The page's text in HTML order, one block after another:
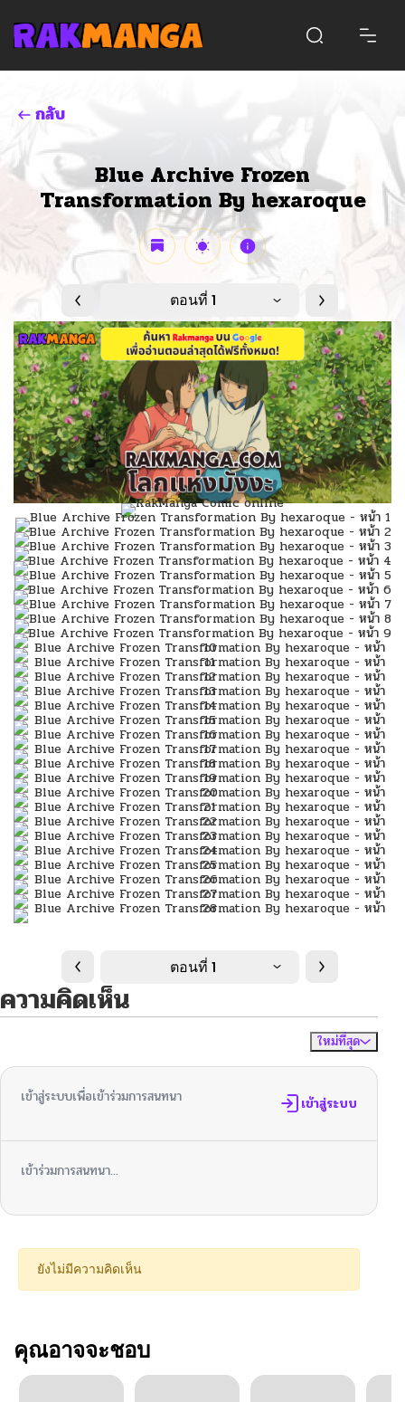
กลับ
Blue Archive Frozen
Transformation By hexaroque
ตอนที่ 1
ตอนที่ 1
ความคิดเห็น
ใหม่ที่สุด
เข้าสู่ระบบเพื่อเข้าร่วมการสนทนา เข้าสู่ระบบ
เข้าร่วมการสนทนา...
ยังไม่มีความคิดเห็น
คุณอาจจะชอบ